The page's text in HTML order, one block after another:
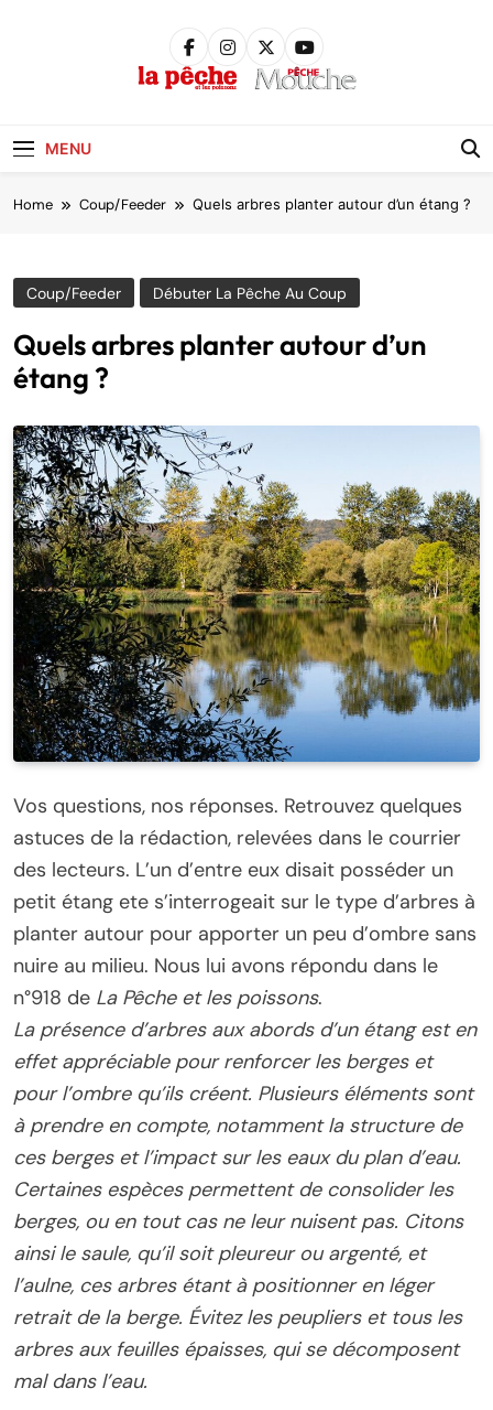
MENU
Home Coup/Feeder Quels arbres planter autour d’un étang ?
Coup/Feeder Débuter La Pêche Au Coup
Quels arbres planter autour d’un
étang ?
Vos questions, nos réponses. Retrouvez quelques
astuces de la rédaction, relevées dans le courrier
des lecteurs. L’un d’entre eux disait posséder un
petit étang ete s’interrogeait sur le type d’arbres à
planter autour pour apporter un peu d’ombre sans
nuire au milieu. Nous lui avons répondu dans le
n°918 de La Pêche et les poissons.
La présence d’arbres aux abords d’un étang est en
effet appréciable pour renforcer les berges et
pour l’ombre qu’ils créent. Plusieurs éléments sont
à prendre en compte, notamment la structure de
ces berges et l’impact sur les eaux du plan d’eau.
Certaines espèces permettent de consolider les
berges, ou en tout cas ne leur nuisent pas. Citons
ainsi le saule, qu’il soit pleureur ou argenté, et
l’aulne, ces arbres étant à positionner en léger
retrait de la berge. Évitez les peupliers et tous les
arbres aux feuilles épaisses, qui se décomposent
mal dans l’eau.